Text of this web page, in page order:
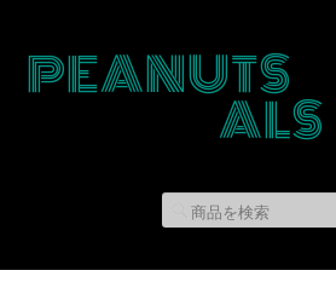
PEANUTS
ALS